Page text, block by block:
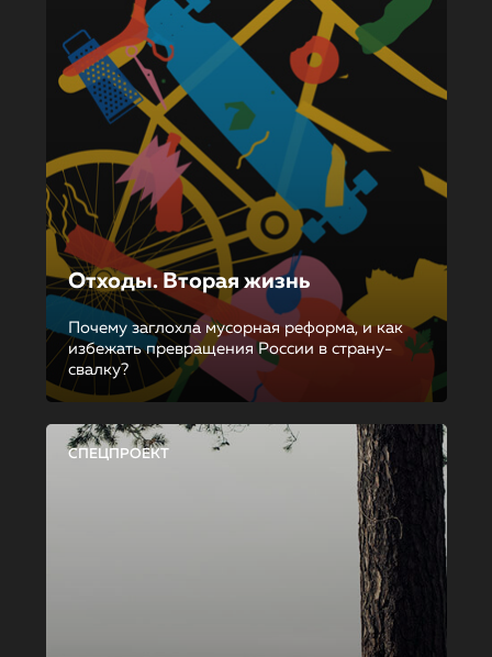
Отходы. Вторая жизнь
Почему заглохла мусорная реформа, и как
избежать превращения России в страну-
свалку?
СПЕЦПРОЕКТ